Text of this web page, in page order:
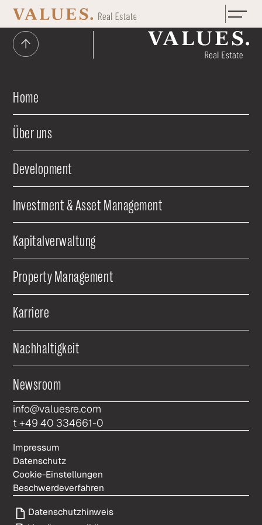
Zum Hauptinhalt springen
info@valuesre.com
t +49 40 334661-0
Impressum
Datenschutz
Cookie-Einstellungen
Beschwerdeverfahren
Datenschutzhinweis
Home
Über uns
Development
Investment & Asset Management
Kapitalverwaltung
Property Management
Karriere
Nachhaltigkeit
Newsroom